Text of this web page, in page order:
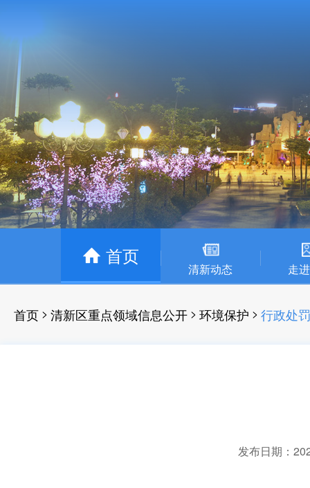
首页
清新动态 走
首页 > 清新区重点领域信息公开 > 环境保护 > 行政处
发布日期：